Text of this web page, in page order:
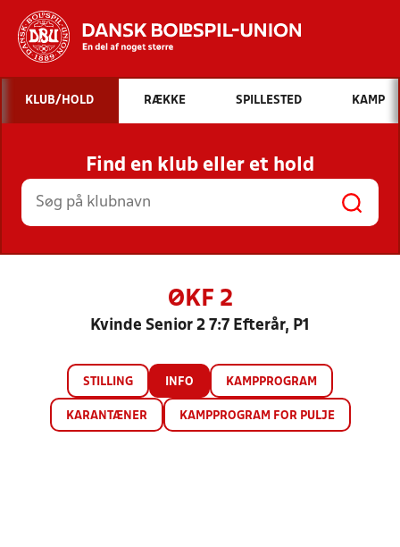
Hvad vil du søge efter?
INDHOLD OG NYHEDER
STILLINGER, RESULTATER, KLUBBER OG
HOLD
KLUB/HOLD RÆKKE SPILLESTED KAMP
Find en klub eller et hold
ØKF 2
Kvinde Senior 2 7:7 Efterår, P1
STILLING INFO KAMPPROGRAM
KARANTÆNER KAMPPROGRAM FOR PULJE